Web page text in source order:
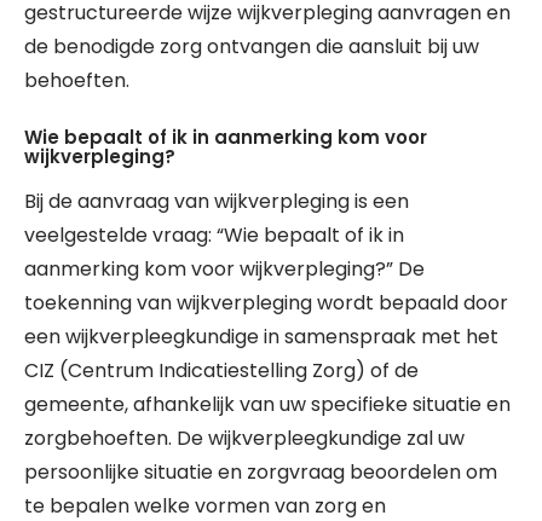
gestructureerde wijze wijkverpleging aanvragen en
de benodigde zorg ontvangen die aansluit bij uw
behoeften.
Wie bepaalt of ik in aanmerking kom voor
wijkverpleging?
Bij de aanvraag van wijkverpleging is een
veelgestelde vraag: “Wie bepaalt of ik in
aanmerking kom voor wijkverpleging?” De
toekenning van wijkverpleging wordt bepaald door
een wijkverpleegkundige in samenspraak met het
CIZ (Centrum Indicatiestelling Zorg) of de
gemeente, afhankelijk van uw specifieke situatie en
zorgbehoeften. De wijkverpleegkundige zal uw
persoonlijke situatie en zorgvraag beoordelen om
te bepalen welke vormen van zorg en